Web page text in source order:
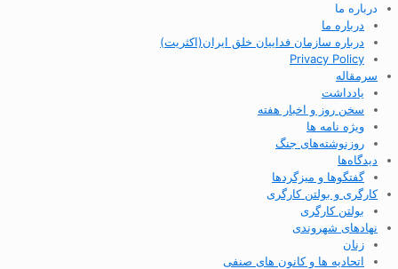
درباره ما
درباره ما
درباره سازمان فداییان خلق ایران(اکثریت)
Privacy Policy
سرمقاله
یادداشت
سخن روز و اخبار هفته
ویژه نامه ها
روزنوشته‌های جنگ
دیدگاه‌ها
گفتگوها و میزگردها
کارگری و بولتن کارگری
بولتن کارگری
نهادهای شهروندی
زنان
اتحادیه ها و کانون های صنفی